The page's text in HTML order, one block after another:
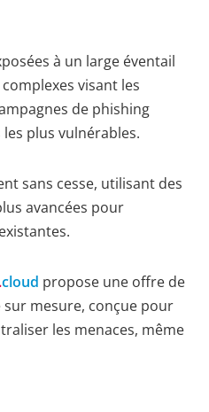
à un large éventail
visant les
de phishing
plus vulnérables.
sans cesse, utilisant des
avancées pour
.cloud propose une offre de
mesure, conçue pour
les menaces, même